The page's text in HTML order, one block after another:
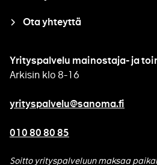
Ota yhteyttä
Yrityspalvelu mainostaja- ja
Arkisin klo 8-16
yrityspalvelu@sanoma.fi
010 80 80 85
Soitto yrityspalveluun maksaa